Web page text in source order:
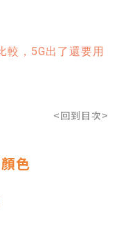
較，5G出了還要用
<回到目次>
色